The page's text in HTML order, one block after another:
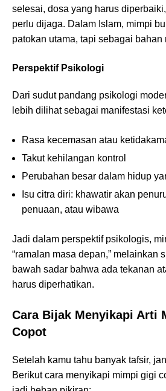
selesai, dosa yang harus
perlu dijaga. Dalam Islam, mimpi
patokan utama, tapi sebagai bahan
Perspektif Psikologi
Dari sudut pandang psikologi
lebih dilihat sebagai manifestasi
Rasa kecemasan atau
Takut kehilangan kontrol
Perubahan besar dalam hidup
Isu citra diri: khawatir akan
penuaan, atau wibawa
Jadi dalam perspektif psikologis,
“ramalan masa depan,” melainkan
bawah sadar bahwa ada tekanan
harus diperhatikan.
Cara Bijak Menyikapi Arti
Copot
Setelah kamu tahu banyak tafsir,
Berikut cara menyikapi mimpi gigi